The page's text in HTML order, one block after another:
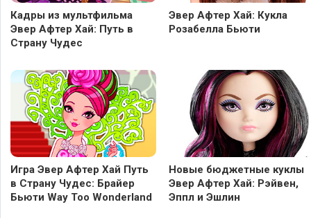
Кадры из мультфильма
Эвер Афтер Хай: Путь в
Страну Чудес
Эвер Афтер Хай: Кукла
Розабелла Бьюти
Игра Эвер Афтер Хай Путь
в Страну Чудес: Брайер
Бьюти Way Too Wonderland
Новые бюджетные куклы
Эвер Афтер Хай: Рэйвен,
Эппл и Эшлин